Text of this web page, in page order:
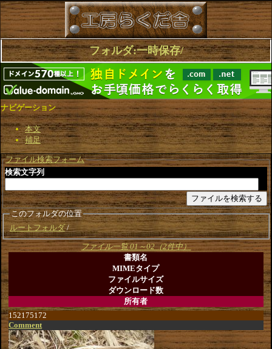
フォルダ:一時保存/
ナビゲーション
本文
補足
ファイル検索フォーム
検索文字列
このフォルダの位置
ルートフォルダ
ファイル一覧 01～02（2件中）
書類名
MIMEタイプ
ファイルサイズ
ダウンロード数
所有者
152175172
Comment